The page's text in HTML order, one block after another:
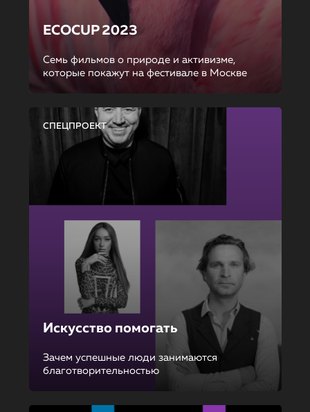
ECOCUP 2023
Семь фильмов о природе и активизме,
которые покажут на фестивале в Москве
СПЕЦПРОЕКТ
Искусство помогать
Зачем успешные люди занимаются
благотворительностью